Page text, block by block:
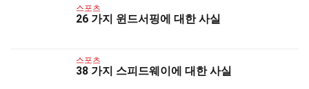
스포츠
26 가지 윈드서핑에 대한 사실
스포츠
38 가지 스피드웨이에 대한 사실